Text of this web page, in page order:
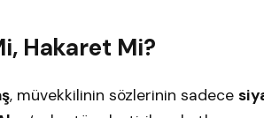
Hakaret Mi?
, müvekkilinin sözlerinin sadece